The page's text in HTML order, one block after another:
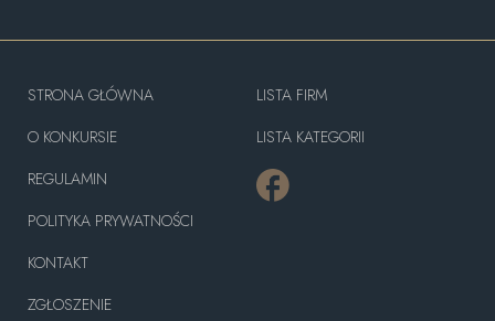
STRONA GŁÓWNA
O KONKURSIE
REGULAMIN
POLITYKA PRYWATNOŚCI
KONTAKT
ZGŁOSZENIE
LISTA FIRM
LISTA KATEGORII